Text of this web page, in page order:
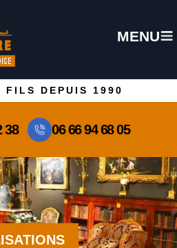
MENU
FILS DEPUIS 1990
38 06 66 94 68 05